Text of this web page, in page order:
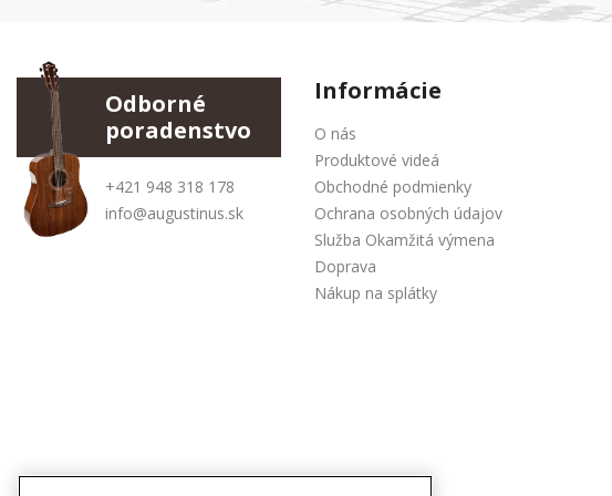
Odborné
poradenstvo
+421 948 318 178
info@augustinus.sk
Informácie
O nás
Produktové videá
Obchodné podmienky
Ochrana osobných údajov
Služba Okamžitá výmena
Doprava
Nákup na splátky